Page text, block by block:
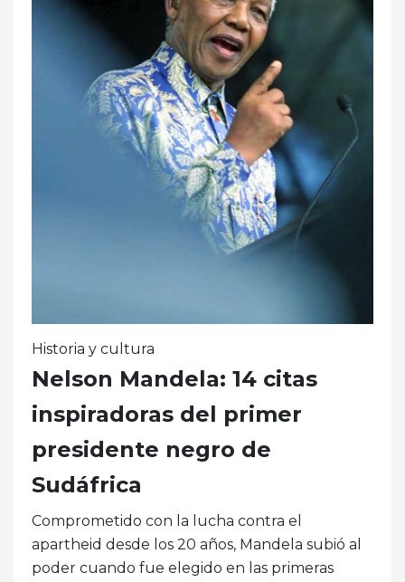
Historia y cultura
Nelson Mandela: 14 citas
inspiradoras del primer
presidente negro de
Sudáfrica
Comprometido con la lucha contra el
apartheid desde los 20 años, Mandela subió al
poder cuando fue elegido en las primeras